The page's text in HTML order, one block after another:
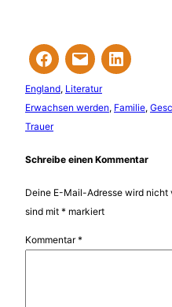
England, Literatur
Erwachsen werden, Familie,
Trauer
Schreibe einen Kommentar
Deine E-Mail-Adresse wird nicht
sind mit * markiert
Kommentar*